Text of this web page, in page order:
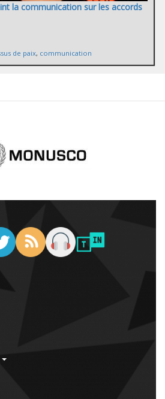
la communication sur les accords
de paix, communication